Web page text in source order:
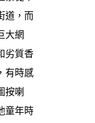
道，而
大網
劣質香
有時感
按喇
童年時